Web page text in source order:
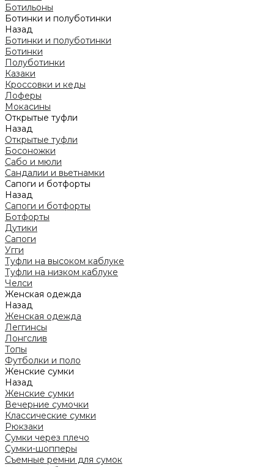
Ботильоны
Ботинки и полуботинки
Назад
Ботинки и полуботинки
Ботинки
Полуботинки
Казаки
Кроссовки и кеды
Лоферы
Мокасины
Открытые туфли
Назад
Открытые туфли
Босоножки
Сабо и мюли
Сандалии и вьетнамки
Сапоги и ботфорты
Назад
Сапоги и ботфорты
Ботфорты
Дутики
Сапоги
Угги
Туфли на высоком каблуке
Туфли на низком каблуке
Челси
Женская одежда
Назад
Женская одежда
Леггинсы
Лонгслив
Топы
Футболки и поло
Женские сумки
Назад
Женские сумки
Вечерние сумочки
Классические сумки
Рюкзаки
Сумки через плечо
Сумки-шопперы
Съемные ремни для сумок